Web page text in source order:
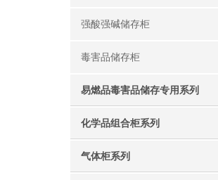
强酸强碱储存柜
毒害品储存柜
易燃品毒害品储存专用系列
化学品组合柜系列
气体柜系列